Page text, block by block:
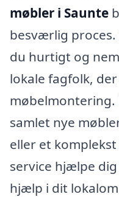
møbler i Saunte
besværlig
du hurtigt og
lokale fagfolk,
møbelmontering.
samlet nye
eller et
service hjælpe
hjælp i dit